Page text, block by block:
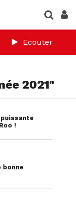
Ecouter
2021"
!
bonne